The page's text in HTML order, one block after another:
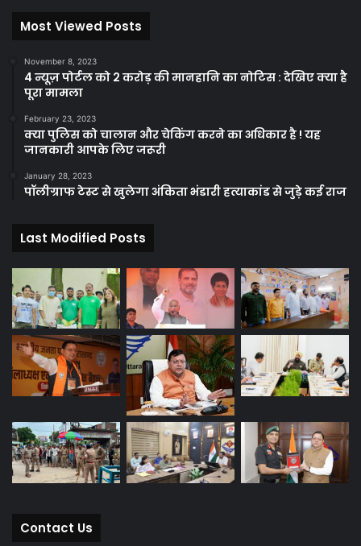
Most Viewed Posts
November 8, 2023
4 न्यूज़ पोर्टल को 2 करोड़ की मानहानि का नोटिस : देखिए क्या है
पूरा मामला
February 23, 2023
क्या पुलिस को चालान और चेकिंग करने का अधिकार है ! यह
जानकारी आपके लिए जरूरी
January 28, 2023
पॉलीग्राफ टेस्ट से खुलेगा अंकिता भंडारी हत्याकांड से जुड़े कई राज
Last Modified Posts
Contact Us